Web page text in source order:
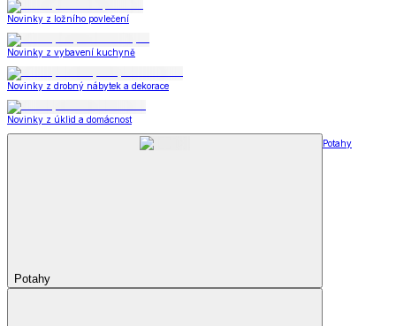
Novinky z ložního povlečení
Novinky z vybavení kuchyně
Novinky z drobný nábytek a dekorace
Novinky z úklid a domácnost
Potahy
Potahy